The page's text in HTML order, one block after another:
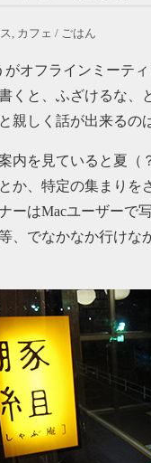
, カフェ / ごはん
オフラインミーテ
くと、ふざけるな
親しく話が出来るの
内を見ていると夏
か、特定の集まり
ーはMacユーザーで
、でなかなか行けな